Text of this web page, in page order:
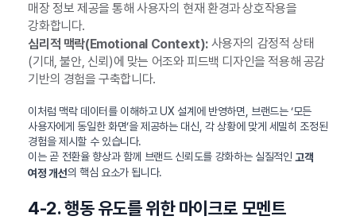
매장 정보 제공을 통해 사용자의 현재 환경과 상호작용을
강화합니다.
심리적 맥락(Emotional Context):사용자의 감정적 상태
(기대, 불안, 신뢰)에 맞는 어조와 피드백 디자인을 적용해 공감
기반의 경험을 구축합니다.
이처럼 맥락 데이터를 이해하고 UX 설계에 반영하면, 브랜드는 ‘모든
사용자에게 동일한 화면’을 제공하는 대신, 각 상황에 맞게 세밀히 조정된
경험을 제시할 수 있습니다.
이는 곧 전환율 향상과 함께 브랜드 신뢰도를 강화하는 실질적인 고객
여정 개선의 핵심 요소가 됩니다.
4-2. 행동 유도를 위한 마이크로 모멘트